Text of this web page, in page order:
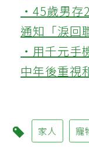
‧45歲男存
通知「淚回
‧用千元手
中年後重視
家人 寵